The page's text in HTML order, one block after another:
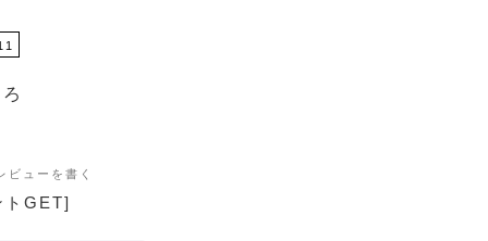
ビューを書く
トGET]